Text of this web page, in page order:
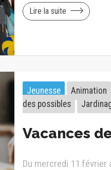
Lire la suite
Jeunesse Animation
des possibles
Vacances
Du mercredi 11 février